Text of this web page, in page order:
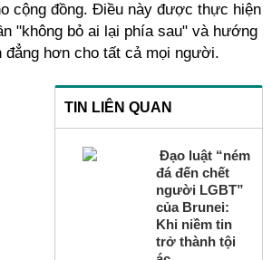
cộng đồng. Điều này được thực hiện
"không bỏ ai lại phía sau" và hướng
hơn cho tất cả mọi người.
TIN LIÊN QUAN
Đạo luật “ném
đá đến chết
người LGBT”
của Brunei:
Khi niềm tin
trở thành tội